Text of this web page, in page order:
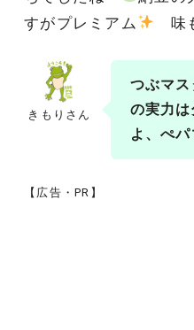
すがプレミアム
味
きもりさん
つぶマ
の実力
よ、ぺパ
【広告・PR】